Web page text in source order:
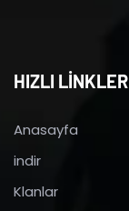
HIZLI LİNKLER
Anasayfa
indir
Klanlar